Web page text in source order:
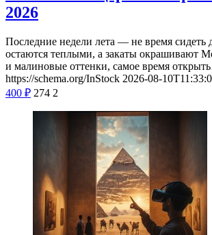
2026
Последние недели лета — не время сидеть
остаются теплыми, а закаты окрашивают
и малиновые оттенки, самое время
https://schema.org/InStock 2026-08-
400 ₽ 274 2